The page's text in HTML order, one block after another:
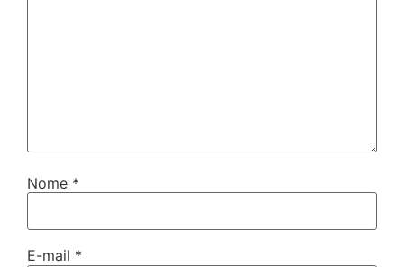
Nome *
E-mail *